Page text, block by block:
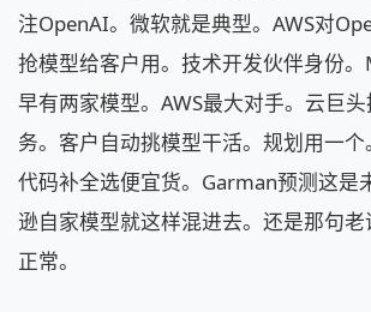
注OpenAI。微软就是典型。AWS对
抢模型给客户用。技术开发伙伴身份
早有两家模型。AWS最大对手。云巨
务。客户自动挑模型干活。规划用一个
代码补全选便宜货。Garman预测这是
逊自家模型就这样混进去。还是那句
正常。